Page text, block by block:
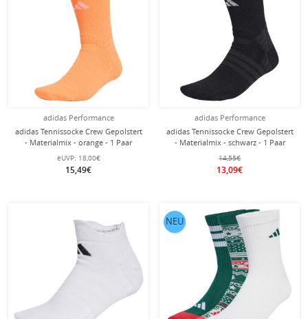
adidas Performance
adidas Tennissocke Crew Gepolstert
- Materialmix - orange - 1 Paar
eUVP: 18,00€
15,49€
adidas Performance
adidas Tennissocke Crew Gepolstert
- Materialmix - schwarz - 1 Paar
14,55€
13,09€
NEU